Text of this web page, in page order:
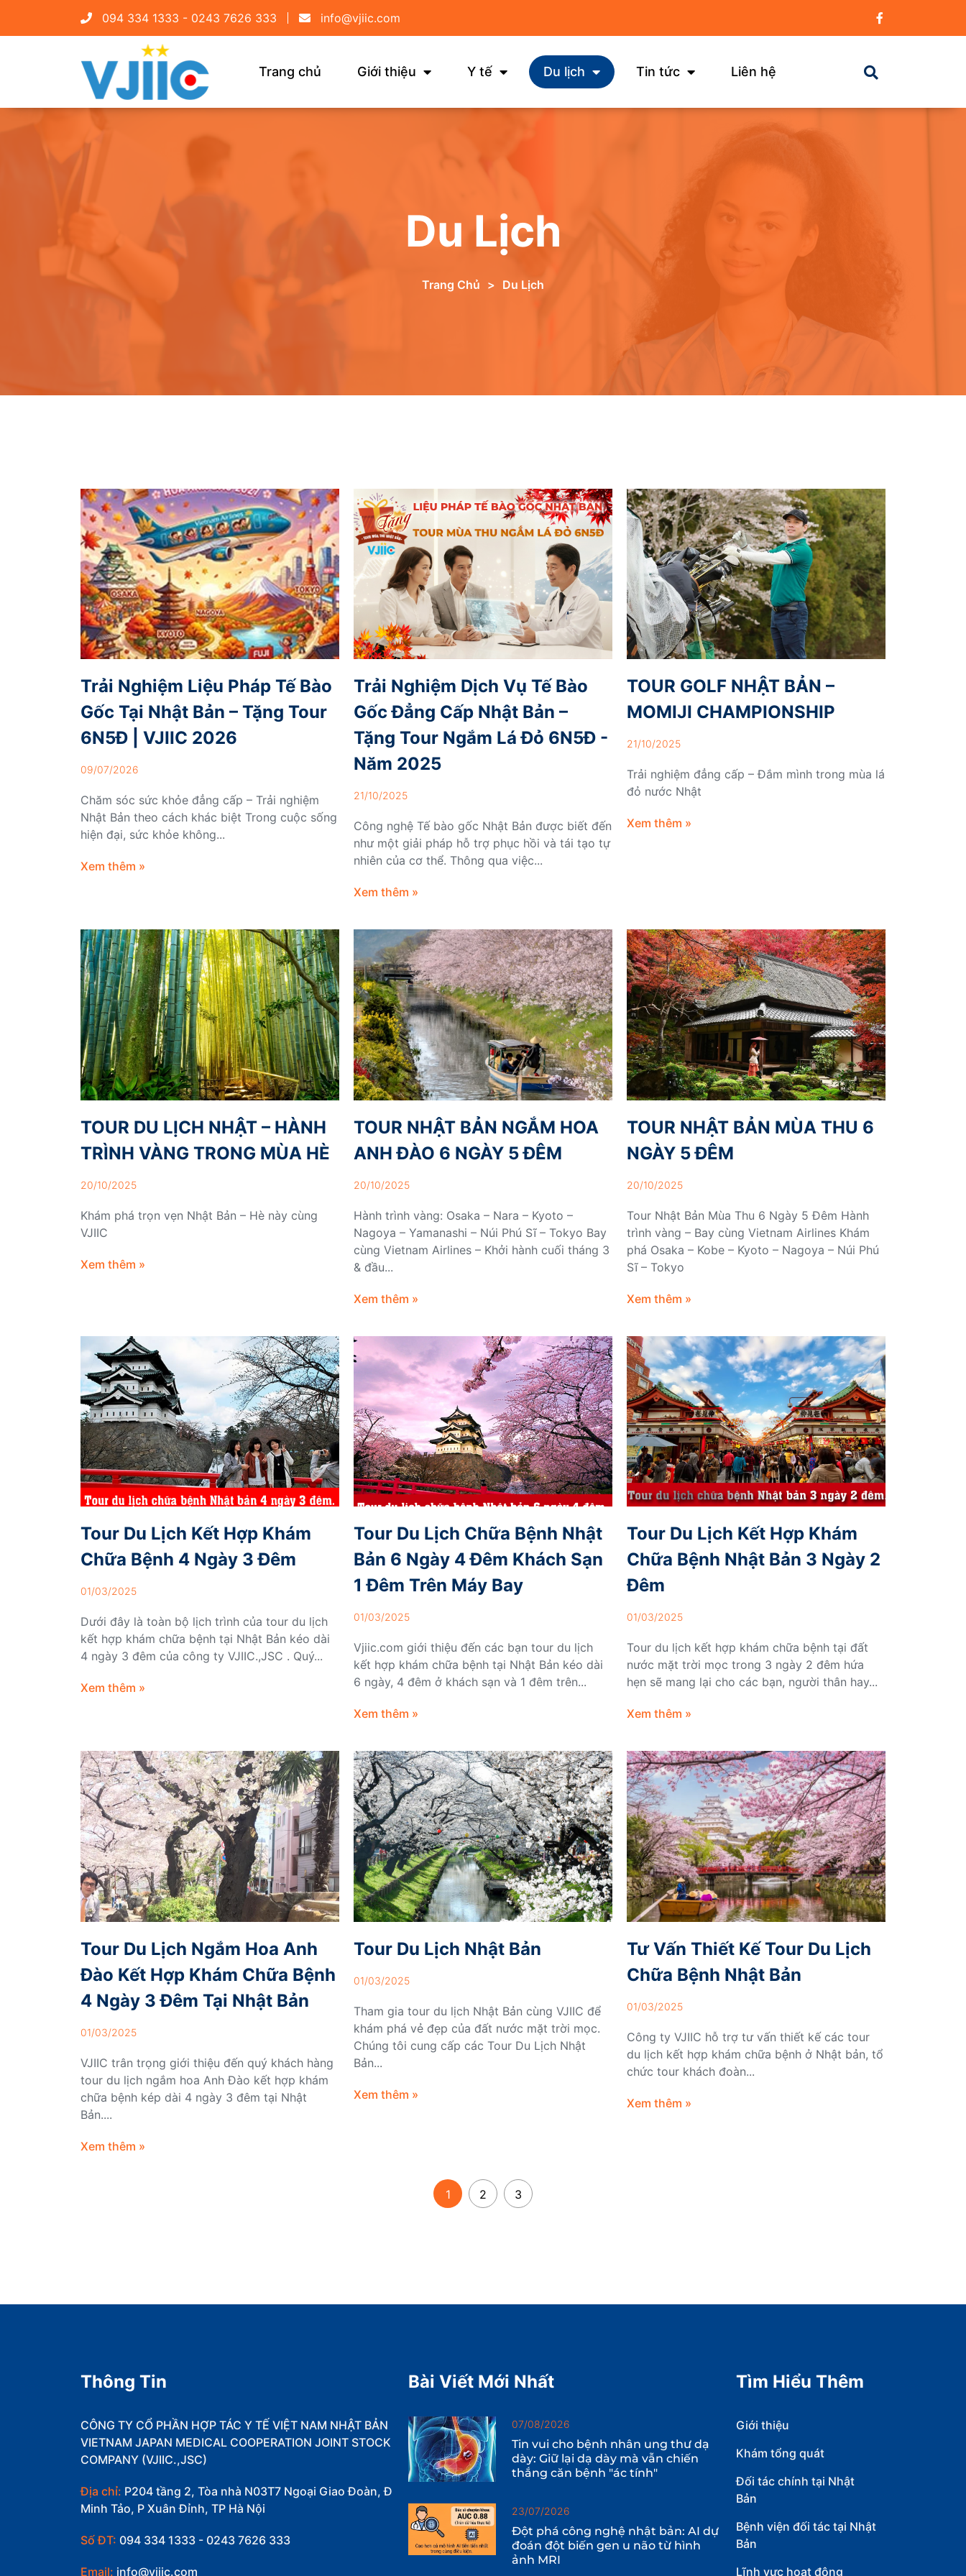
094 334 1333 - 0243 7626 333 info@vjiic.com
Trang chủ Giới thiệu Y tế Du lịch Tin tức Liên hệ
Du Lịch
Trang Chủ > Du Lịch
Trải Nghiệm Liệu Pháp Tế Bào
Gốc Tại Nhật Bản – Tặng Tour
6N5Đ | VJIIC 2026
09/07/2026
Chăm sóc sức khỏe đẳng cấp – Trải nghiệm
Nhật Bản theo cách khác biệt Trong cuộc sống
hiện đại, sức khỏe không...
Xem thêm »
Trải Nghiệm Dịch Vụ Tế Bào
Gốc Đẳng Cấp Nhật Bản –
Tặng Tour Ngắm Lá Đỏ 6N5Đ -
Năm 2025
21/10/2025
Công nghệ Tế bào gốc Nhật Bản được biết đến
như một giải pháp hỗ trợ phục hồi và tái tạo tự
nhiên của cơ thể. Thông qua việc...
Xem thêm »
TOUR GOLF NHẬT BẢN –
MOMIJI CHAMPIONSHIP
21/10/2025
Trải nghiệm đẳng cấp – Đắm mình trong mùa lá
đỏ nước Nhật
Xem thêm »
TOUR DU LỊCH NHẬT – HÀNH
TRÌNH VÀNG TRONG MÙA HÈ
20/10/2025
Khám phá trọn vẹn Nhật Bản – Hè này cùng
VJIIC
Xem thêm »
TOUR NHẬT BẢN NGẮM HOA
ANH ĐÀO 6 NGÀY 5 ĐÊM
20/10/2025
Hành trình vàng: Osaka – Nara – Kyoto –
Nagoya – Yamanashi – Núi Phú Sĩ – Tokyo Bay
cùng Vietnam Airlines – Khởi hành cuối tháng 3
& đầu...
Xem thêm »
TOUR NHẬT BẢN MÙA THU 6
NGÀY 5 ĐÊM
20/10/2025
Tour Nhật Bản Mùa Thu 6 Ngày 5 Đêm Hành
trình vàng – Bay cùng Vietnam Airlines Khám
phá Osaka – Kobe – Kyoto – Nagoya – Núi Phú
Sĩ – Tokyo
Xem thêm »
Tour Du Lịch Kết Hợp Khám
Chữa Bệnh 4 Ngày 3 Đêm
01/03/2025
Dưới đây là toàn bộ lịch trình của tour du lịch
kết hợp khám chữa bệnh tại Nhật Bản kéo dài
4 ngày 3 đêm của công ty VJIIC.,JSC . Quý...
Xem thêm »
Tour Du Lịch Chữa Bệnh Nhật
Bản 6 Ngày 4 Đêm Khách Sạn
1 Đêm Trên Máy Bay
01/03/2025
Vjiic.com giới thiệu đến các bạn tour du lịch
kết hợp khám chữa bệnh tại Nhật Bản kéo dài
6 ngày, 4 đêm ở khách sạn và 1 đêm trên...
Xem thêm »
Tour Du Lịch Kết Hợp Khám
Chữa Bệnh Nhật Bản 3 Ngày 2
Đêm
01/03/2025
Tour du lịch kết hợp khám chữa bệnh tại đất
nước mặt trời mọc trong 3 ngày 2 đêm hứa
hẹn sẽ mang lại cho các bạn, người thân hay...
Xem thêm »
Tour Du Lịch Ngắm Hoa Anh
Đào Kết Hợp Khám Chữa Bệnh
4 Ngày 3 Đêm Tại Nhật Bản
01/03/2025
VJIIC trân trọng giới thiệu đến quý khách hàng
tour du lịch ngắm hoa Anh Đào kết hợp khám
chữa bệnh kép dài 4 ngày 3 đêm tại Nhật
Bản....
Xem thêm »
Tour Du Lịch Nhật Bản
01/03/2025
Tham gia tour du lịch Nhật Bản cùng VJIIC để
khám phá vẻ đẹp của đất nước mặt trời mọc.
Chúng tôi cung cấp các Tour Du Lịch Nhật
Bản...
Xem thêm »
Tư Vấn Thiết Kế Tour Du Lịch
Chữa Bệnh Nhật Bản
01/03/2025
Công ty VJIIC hỗ trợ tư vấn thiết kế các tour
du lịch kết hợp khám chữa bệnh ở Nhật bản, tổ
chức tour khách đoàn...
Xem thêm »
1 2 3
Thông Tin
CÔNG TY CỔ PHẦN HỢP TÁC Y TẾ VIỆT NAM NHẬT BẢN
VIETNAM JAPAN MEDICAL COOPERATION JOINT STOCK
COMPANY (VJIIC.,JSC)
Địa chỉ: P204 tầng 2, Tòa nhà N03T7 Ngoại Giao Đoàn, Đ
Minh Tảo, P Xuân Đỉnh, TP Hà Nội
Số ĐT: 094 334 1333 - 0243 7626 333
Email: info@vjiic.com
Bài Viết Mới Nhất
07/08/2026
Tin vui cho bệnh nhân ung thư dạ
dày: Giữ lại dạ dày mà vẫn chiến
thắng căn bệnh "ác tính"
23/07/2026
Đột phá công nghệ nhật bản: AI dự
đoán đột biến gen u não từ hình
ảnh MRI
Tìm Hiểu Thêm
Giới thiệu
Khám tổng quát
Đối tác chính tại Nhật
Bản
Bệnh viện đối tác tại Nhật
Bản
Lĩnh vực hoạt động